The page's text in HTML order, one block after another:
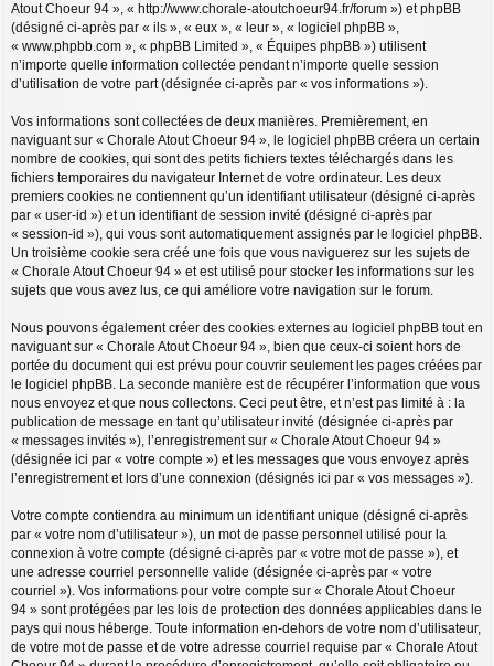
Atout Choeur 94 », « http://www.chorale-atoutchoeur94.fr/forum ») et phpBB
(désigné ci-après par « ils », « eux », « leur », « logiciel phpBB »,
« www.phpbb.com », « phpBB Limited », « Équipes phpBB ») utilisent
n’importe quelle information collectée pendant n’importe quelle session
d’utilisation de votre part (désignée ci-après par « vos informations »).
Vos informations sont collectées de deux manières. Premièrement, en
naviguant sur « Chorale Atout Choeur 94 », le logiciel phpBB créera un certain
nombre de cookies, qui sont des petits fichiers textes téléchargés dans les
fichiers temporaires du navigateur Internet de votre ordinateur. Les deux
premiers cookies ne contiennent qu’un identifiant utilisateur (désigné ci-après
par « user-id ») et un identifiant de session invité (désigné ci-après par
« session-id »), qui vous sont automatiquement assignés par le logiciel phpBB.
Un troisième cookie sera créé une fois que vous naviguerez sur les sujets de
« Chorale Atout Choeur 94 » et est utilisé pour stocker les informations sur les
sujets que vous avez lus, ce qui améliore votre navigation sur le forum.
Nous pouvons également créer des cookies externes au logiciel phpBB tout en
naviguant sur « Chorale Atout Choeur 94 », bien que ceux-ci soient hors de
portée du document qui est prévu pour couvrir seulement les pages créées par
le logiciel phpBB. La seconde manière est de récupérer l’information que vous
nous envoyez et que nous collectons. Ceci peut être, et n’est pas limité à : la
publication de message en tant qu’utilisateur invité (désignée ci-après par
« messages invités »), l’enregistrement sur « Chorale Atout Choeur 94 »
(désignée ici par « votre compte ») et les messages que vous envoyez après
l’enregistrement et lors d’une connexion (désignés ici par « vos messages »).
Votre compte contiendra au minimum un identifiant unique (désigné ci-après
par « votre nom d’utilisateur »), un mot de passe personnel utilisé pour la
connexion à votre compte (désigné ci-après par « votre mot de passe »), et
une adresse courriel personnelle valide (désignée ci-après par « votre
courriel »). Vos informations pour votre compte sur « Chorale Atout Choeur
94 » sont protégées par les lois de protection des données applicables dans le
pays qui nous héberge. Toute information en-dehors de votre nom d’utilisateur,
de votre mot de passe et de votre adresse courriel requise par « Chorale Atout